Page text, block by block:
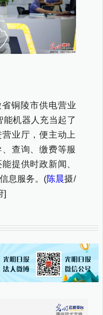
铜陵市供电营业
能机器人充当起了
业厅，便主动上
查询、缴费等服
提供时政新闻、
息服务。(陈晨摄/
]
天气